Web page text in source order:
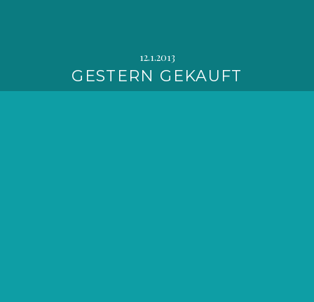
12.1.2013
GESTERN GEKAUFT